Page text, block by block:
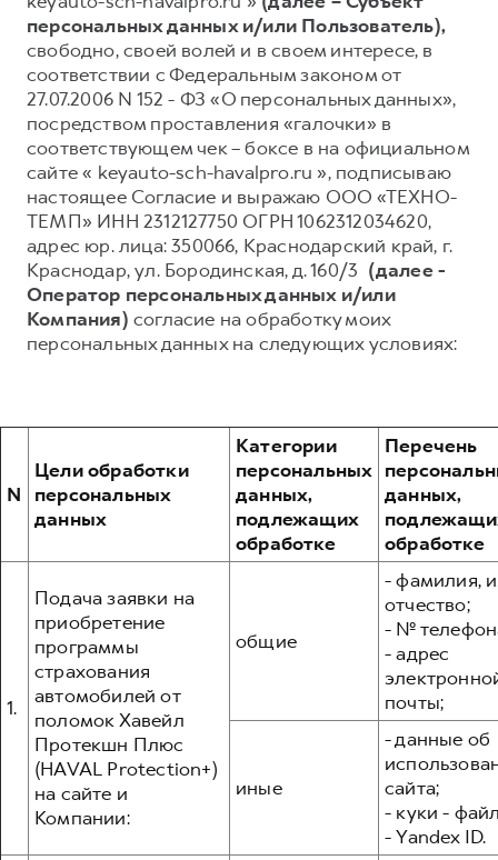
от 3 799 000 ₽ от 4 799 000 ₽
Тест-драйв
Трейд-ин
КРЕДИТ И СТРАХОВАНИЕ
Кредитный калькулятор
Страхование
Кредит
КОРПОРАТИВНЫМ КЛИЕНТАМ
Для малого бизнеса
Крупным корпоративным клиентам
Система управления автопарком
Сервис для корпоративных клиентов
АКСЕССУАРЫ HAVAL
Автомобильные аксессуары
Коллекция PRO
Коллекция Базовая
Коллекция Детская
СЕРВИСНОЕ ОБСЛУЖИВАНИЕ
Нулевое ТО
Программа «Помощь на дороге»
Регламенты технического обслуживания
Электронный ПТС
ПОДДЕРЖКА
GWM Безопасность
Гарантия HAVAL
Мобильное приложение GWM
Руководства по эксплуатации
Подписки
АКСЕССУАРЫ HAVAL
Коллекция PRO
Коллекция Базовая
Коллекция Детская
О дилере
Наша команда
Контакты
персональных данных и/или Пользователь),
свободно, своей волей и в своем интересе, в
соответствии с Федеральным законом от
27.07.2006 N 152 - ФЗ «О персональных данных»,
посредством проставления «галочки» в
соответствующем чек – боксе в на официальном
сайте « keyauto-sch-havalpro.ru », подписываю
настоящее Согласие и выражаю ООО «ТЕХНО-
ТЕМП» ИНН 2312127750 ОГРН 1062312034620,
адрес юр. лица: 350066, Краснодарский край, г.
Краснодар, ул. Бородинская, д. 160/3 (далее -
Оператор персональных данных и/или
Компания) согласие на обработку моих
персональных данных на следующих условиях:
N
Цели обработки
персональных
данных
Категории
персональных
данных,
подлежащих
обработке
Перечень
данных,
обработке
1.
Подача заявки на
приобретение
программы
страхования
автомобилей от
поломок Хавейл
Протекшн Плюс
(HAVAL Protection+)
на сайте и
Компании:
общие
- фамилия,
отчество;
- №
- адрес
почты;
иные
- данные об
сайта;
- куки -
- Yandex ID.